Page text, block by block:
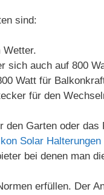
sind:
Wetter.
sich auch auf 800
Watt für
für den
Garten oder das
Solar Halterungen
bei denen man
erfüllen. Der